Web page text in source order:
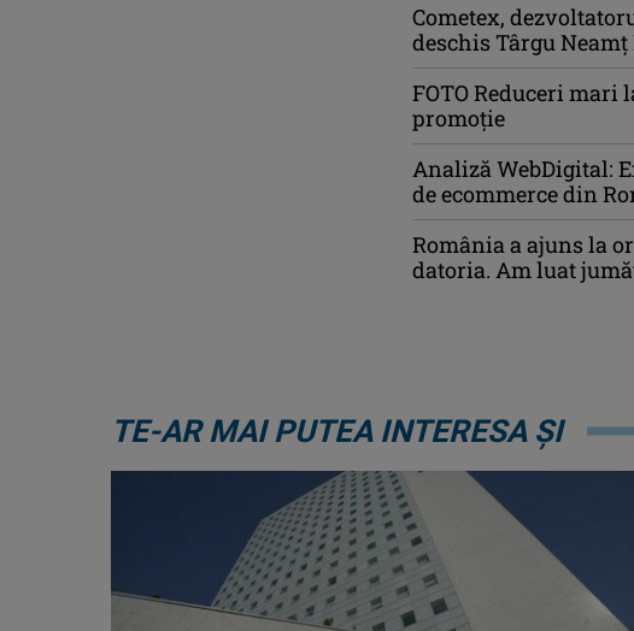
Cometex,
deschis Târgu
FOTO Reduceri mari
promoție
Analiză WebDigital:
de ecommerce din
România a ajuns la
datoria. Am luat
TE-AR MAI PUTEA INTERESA ȘI